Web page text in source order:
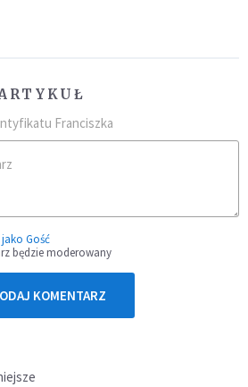
Franciszka
Gość
będzie moderowany
KOMENTARZ